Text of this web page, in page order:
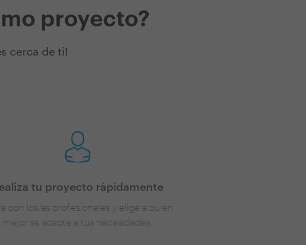
proyecto?
cerca de ti!
tu proyecto rápidamente
con los/as profesionales y elige a quien
mejor se adapte a tus necesidades.